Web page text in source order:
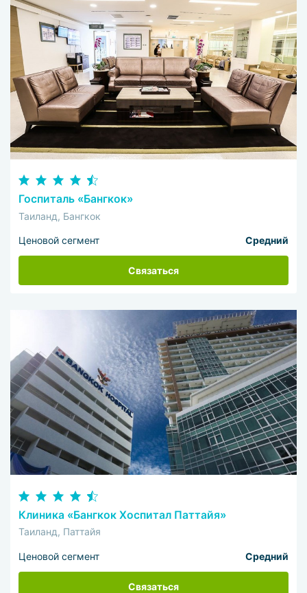
Госпиталь «Бангкок»
Таиланд, Бангкок
Ценовой сегмент Средний
Связаться
Клиника «Бангкок Хоспитал Паттайя»
Таиланд, Паттайя
Ценовой сегмент Средний
Связаться